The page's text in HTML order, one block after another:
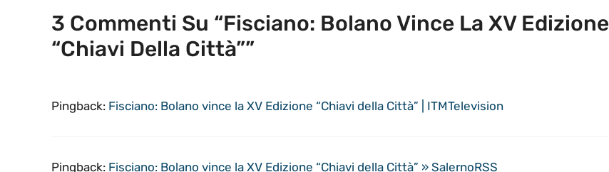
3 Commenti Su “Fisciano: Bolano Vince La XV Edizione
“Chiavi Della Città””
Pingback: Fisciano: Bolano vince la XV Edizione “Chiavi della Città” | ITMTelevision
Pingback: Fisciano: Bolano vince la XV Edizione “Chiavi della Città” » SalernoRSS